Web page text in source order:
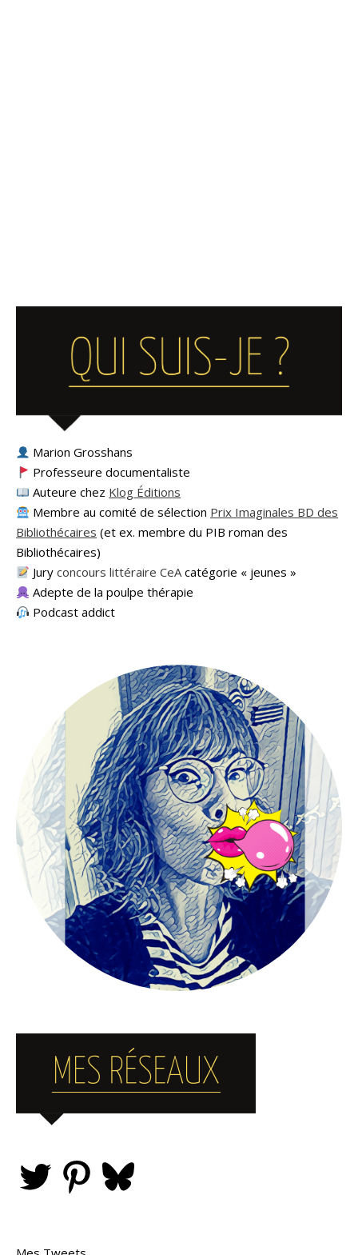
Marion Grosshans
Professeure documentaliste
Auteure chez Klog Éditions
Membre au comité de sélection Prix Imaginales BD des
Bibliothécaires (et ex. membre du PIB roman des
Bibliothécaires)
Juryconcours littéraire CeAcatégorie « jeunes »
Adepte de la poulpe thérapie
Podcast addict